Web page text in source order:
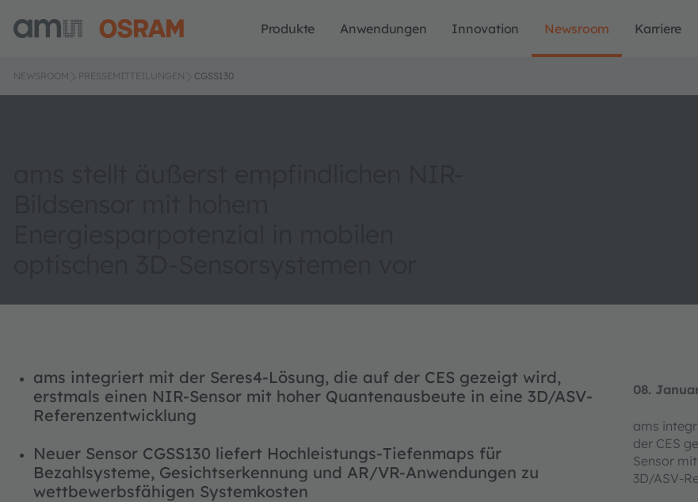
Produkte Anwendungen Innovation Newsroom Karriere
NEWSROOM PRESSEMITTEILUNGEN CGSS130
08.
ams
der CES
Sensor
3D/ASV-
ams integriert mit der Seres4-Lösung, die auf der CES gezeigt wird,
erstmals einen NIR-Sensor mit hoher Quantenausbeute in eine 3D/ASV-
Referenzentwicklung
Neuer Sensor CGSS130 liefert Hochleistungs-Tiefenmaps für
Bezahlsysteme, Gesichtserkennung und AR/VR-Anwendungen zu
wettbewerbsfähigen Systemkosten